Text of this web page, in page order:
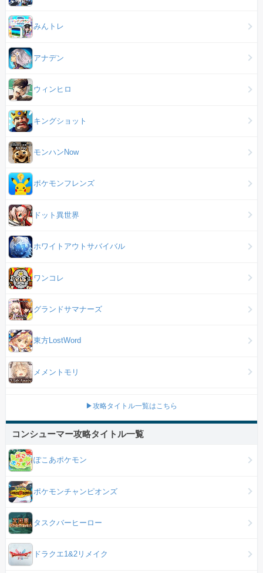
みんトレ
アナデン
ウィンヒロ
キングショット
モンハンNow
ポケモンフレンズ
ドット異世界
ホワイトアウトサバイバル
ワンコレ
グランドサマナーズ
東方LostWord
メメントモリ
▶攻略タイトル一覧はこちら
コンシューマー攻略タイトル一覧
ぽこあポケモン
ポケモンチャンピオンズ
タスクバーヒーロー
ドラクエ1&2リメイク